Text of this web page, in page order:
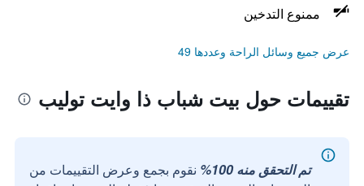
ممنوع التدخين
عرض جميع وسائل الراحة وعددها 49
تقييمات حول بيت شباب ذا وايت توليب
تم التحقق منه 100%
نقوم بجمع وعرض التقييمات من